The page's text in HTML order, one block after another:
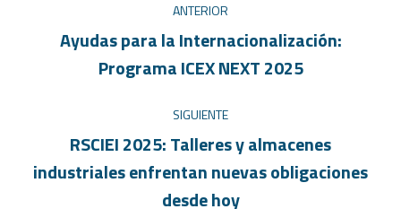
ANTERIOR
Ayudas para la Internacionalización:
Programa ICEX NEXT 2025
SIGUIENTE
RSCIEI 2025: Talleres y almacenes
industriales enfrentan nuevas obligaciones
desde hoy